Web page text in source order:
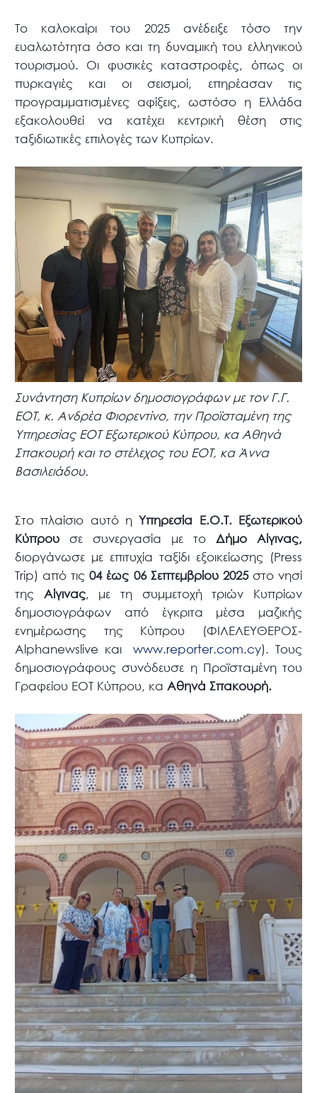
Το καλοκαίρι του 2025 ανέδειξε τόσο την
ευαλωτότητα όσο και τη δυναμική του ελληνικού
τουρισμού. Οι φυσικές καταστροφές, όπως οι
πυρκαγιές και οι σεισμοί, επηρέασαν τις
προγραμματισμένες αφίξεις, ωστόσο η Ελλάδα
εξακολουθεί να κατέχει κεντρική θέση στις
ταξιδιωτικές επιλογές των Κυπρίων.
Συνάντηση Κυπρίων δημοσιογράφων με τον Γ.Γ.
ΕΟΤ, κ. Ανδρέα Φιορεντίνο, την Προϊσταμένη της
Υπηρεσίας ΕΟΤ Εξωτερικού Κύπρου, κα Αθηνά
Σπακουρή και το στέλεχος του ΕΟΤ, κα Άννα
Βασιλειάδου.
Στο πλαίσιο αυτό ηΥπηρεσία Ε.Ο.Τ. Εξωτερικού
Κύπρου σε συνεργασία με το Δήμο Αίγινας,
διοργάνωσε με επιτυχία ταξίδι εξοικείωσης (Press
Trip) από τις04 έως 06 Σεπτεμβρίου 2025στο νησί
της Αίγινας, με τη συμμετοχή τριών Κυπρίων
δημοσιογράφων από έγκριτα μέσα μαζικής
ενημέρωσης της Κύπρου (ΦΙΛΕΛΕΥΘΕΡΟΣ-
Alphanewslive καιwww.reporter.com.cy). Τους
δημοσιογράφους συνόδευσε η Προϊσταμένη του
Γραφείου ΕΟΤ Κύπρου, κα Αθηνά Σπακουρή.